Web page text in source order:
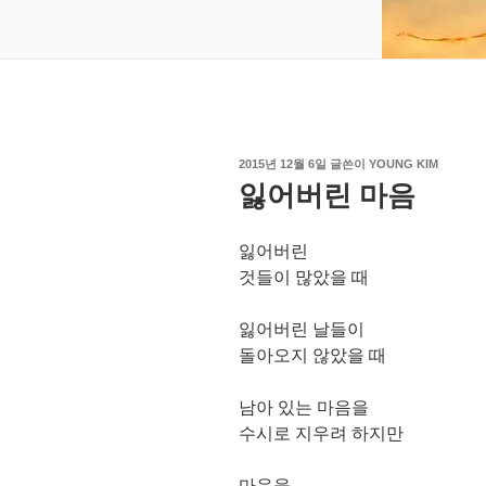
작
일
2015년 12월 6일 글쓴이 YOUNG KIM
잃어버린 마음
잃어버린
것들이 많았을 때
잃어버린 날들이
돌아오지 않았을 때
남아 있는 마음을
수시로 지우려 하지만